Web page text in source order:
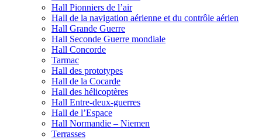
Hall Pionniers de l’air
Hall de la navigation aérienne et du contrôle aérien
Hall Grande Guerre
Hall Seconde Guerre mondiale
Hall Concorde
Tarmac
Hall des prototypes
Hall de la Cocarde
Hall des hélicoptères
Hall Entre-deux-guerres
Hall de l’Espace
Hall Normandie – Niemen
Terrasses